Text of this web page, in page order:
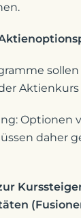
Optionen
daher